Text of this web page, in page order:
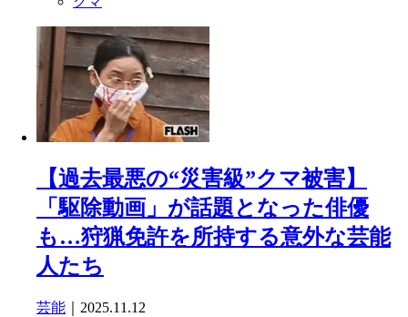
【過去最悪の“災害級”クマ被害】
「駆除動画」が話題となった俳優
も…狩猟免許を所持する意外な芸能
人たち
芸能 ｜2025.11.12